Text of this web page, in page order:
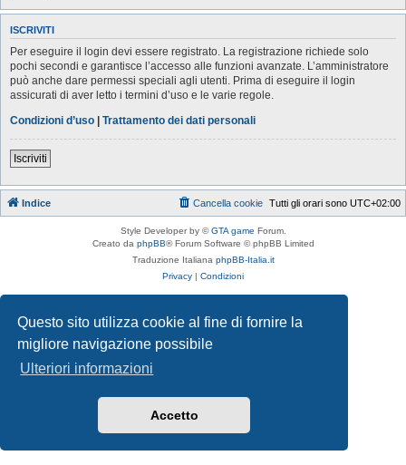
Questo sito utilizza cookie al fine di fornire la
migliore navigazione possibile
Ulteriori informazioni
Accetto
ISCRIVITI
Per eseguire il login devi essere registrato. La registrazione richiede solo
pochi secondi e garantisce l’accesso alle funzioni avanzate. L’amministratore
può anche dare permessi speciali agli utenti. Prima di eseguire il login
assicurati di aver letto i termini d’uso e le varie regole.
Condizioni d’uso | Trattamento dei dati personali
Iscriviti
Indice Tutti gli orari sono UTC+02:00
Cancella cookie
Style Developer by ©GTA game Forum.
Creato da phpBB® Forum Software © phpBB Limited
Traduzione Italiana phpBB-Italia.it
Privacy | Condizioni